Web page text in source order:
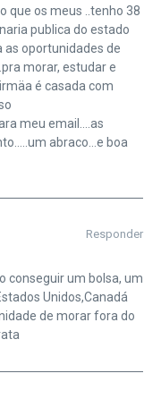
que os meus ..tenho 38
publica do estado
as oportunidades de
morar, estudar e
é casada com
meu email….as
abraco…e boa
Responder
conseguir um bolsa, um
Unidos,Canadá
de morar fora do